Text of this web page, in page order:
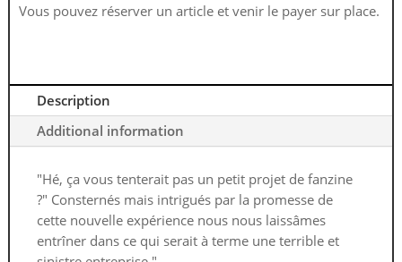
Vous pouvez réserver un article et venir le payer sur place.
Description
Additional information
"Hé, ça vous tenterait pas un petit projet de fanzine
?" Consternés mais intrigués par la promesse de
cette nouvelle expérience nous nous laissâmes
entrîner dans ce qui serait à terme une terrible et